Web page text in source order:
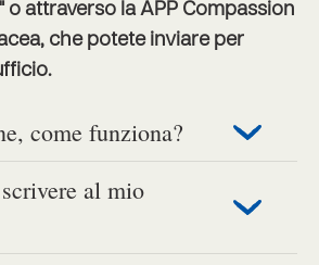
o attraverso la APP Compassion
che potete inviare per
come funziona?
al mio